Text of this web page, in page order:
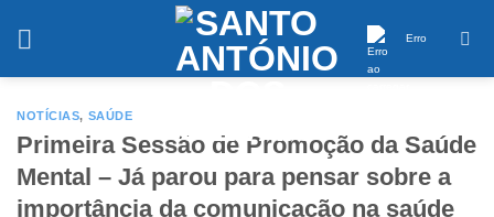
Erro
NOTÍCIAS, SAÚDE
Primeira Sessão de Promoção da Saúde
Mental – Já parou para pensar sobre a
importância da comunicação na saúde